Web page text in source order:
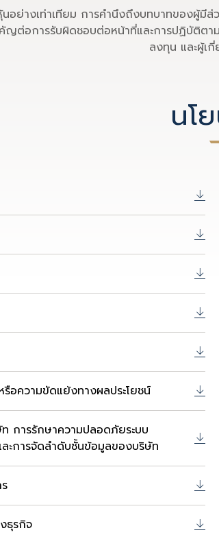
ย่างเท่าเทียม การคำนึงถึงบทบาทของผู้มีส่
ญต่อการรับผิดชอบต่อหน้าที่และการปฏิบัติต
ลงทุน และผู้เ
นโ
อความขัดแย้งทางผลประโยชน์
การรักษาความปลอดภัยระบบ
ะการจัดลำดับชั้นข้อมูลของบริษัท
ธุรกิจ